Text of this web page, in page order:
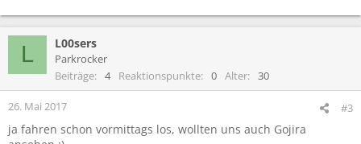
L L00sers
Parkrocker
Beiträge
4 Reaktionspunkte 0 Alter 30
26. Mai 2017 #3
ja fahren schon vormittags los, wollten uns auch Gojira